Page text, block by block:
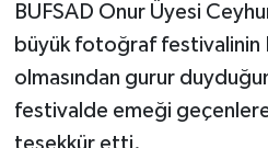
BUFSAD Onur Üyesi
büyük fotoğraf festivalinin
olmasından gurur
festivalde emeği